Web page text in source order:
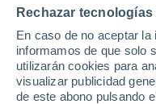
Rechazar
En caso de no aceptar
informamos de que solo
utilizarán cookies para
visualizar publicidad
de este abono pulsando
Argentina
ECMWF
GFS